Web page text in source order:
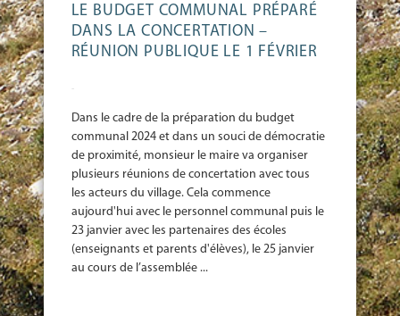
LE BUDGET COMMUNAL PRÉPARÉ
DANS LA CONCERTATION –
RÉUNION PUBLIQUE LE 1 FÉVRIER
-
Dans le cadre de la préparation du budget
communal 2024 et dans un souci de démocratie
de proximité, monsieur le maire va organiser
plusieurs réunions de concertation avec tous
les acteurs du village. Cela commence
aujourd'hui avec le personnel communal puis le
23 janvier avec les partenaires des écoles
(enseignants et parents d'élèves), le 25 janvier
au cours de l’assemblée ...